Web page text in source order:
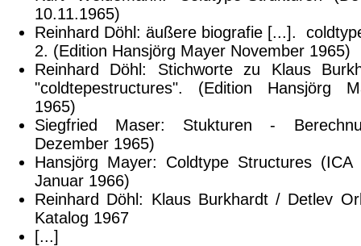
10.11.1965)
Reinhard Döhl: äußere biografie [...].
2. (Edition Hansjörg Mayer November 1965)
Reinhard Döhl: Stichworte zu Klaus
"coldtepestructures". (Edition Hansjörg
1965)
Siegfried Maser: Stukturen -
Dezember 1965)
Hansjörg Mayer: Coldtype Structures
Januar 1966)
Reinhard Döhl: Klaus Burkhardt / Detlev
Katalog 1967
[...]